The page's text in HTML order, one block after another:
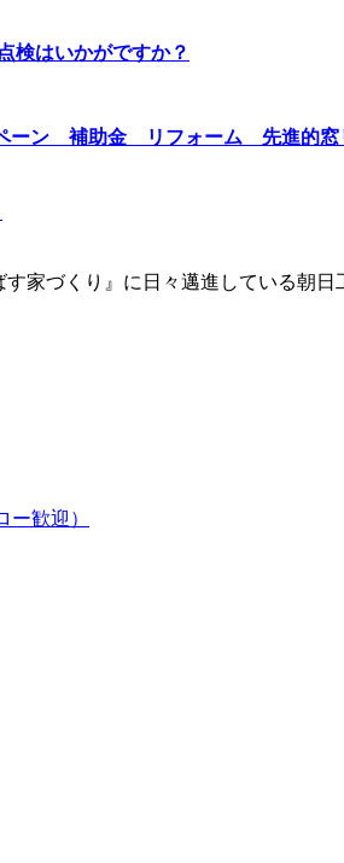
点検はいかがですか？
家づくり』に日々邁進している朝
歓迎）